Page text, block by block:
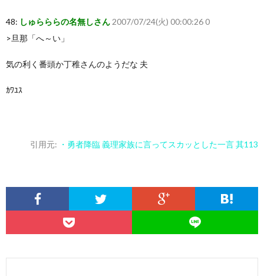
48: しゅらららの名無しさん 2007/07/24(火) 00:00:26 0
>旦那「へ～い」
気の利く番頭か丁稚さんのようだな 夫
ｶﾜﾕｽ
引用元: ・勇者降臨 義理家族に言ってスカッとした一言 其113